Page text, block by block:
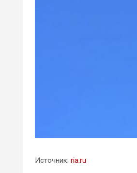
Источник: ria.ru